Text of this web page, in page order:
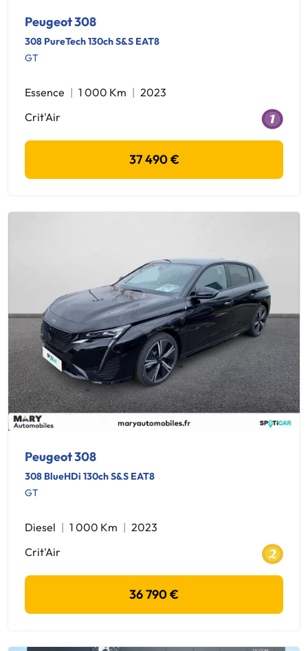
Peugeot 308
308 PureTech 130ch S&S EAT8
GT
Essence 1 000 Km
2023
Crit'Air
37 490 €
Peugeot 308
308 BlueHDi 130ch S&S EAT8
GT
Diesel 1 000 Km
2023
Crit'Air
36 790 €